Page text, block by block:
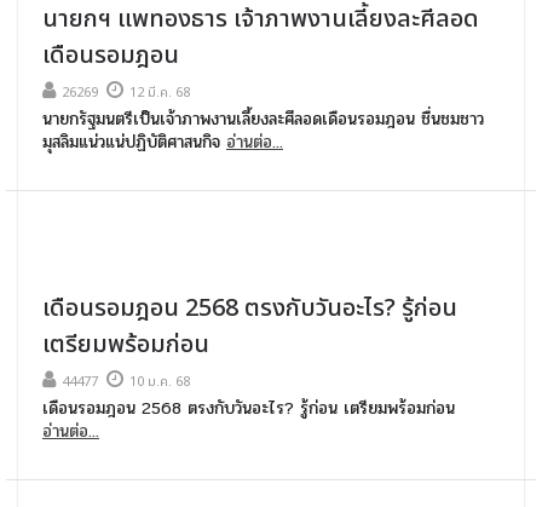
นายกฯ แพทองธาร เจ้าภาพงานเลี้ยงละศีลอด
เดือนรอมฎอน
26269 12 มี.ค. 68
นายกรัฐมนตรีเป็นเจ้าภาพงานเลี้ยงละศีลอดเดือนรอมฎอน ชื่นชมชาว
มุสลิมแน่วแน่ปฏิบัติศาสนกิจ อ่านต่อ...
เดือนรอมฎอน 2568 ตรงกับวันอะไร? รู้ก่อน
เตรียมพร้อมก่อน
44477 10 ม.ค. 68
เดือนรอมฎอน 2568 ตรงกับวันอะไร? รู้ก่อน เตรียมพร้อมก่อน
อ่านต่อ...